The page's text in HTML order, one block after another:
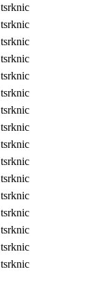
tsrknic
tsrknic
tsrknic
tsrknic
tsrknic
tsrknic
tsrknic
tsrknic
tsrknic
tsrknic
tsrknic
tsrknic
tsrknic
tsrknic
tsrknic
tsrknic